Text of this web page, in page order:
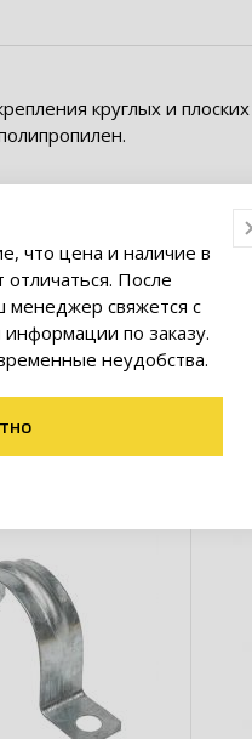
круглых и плоских
что цена и наличие в
После
менеджер свяжется с
по заказу.
неудобства.